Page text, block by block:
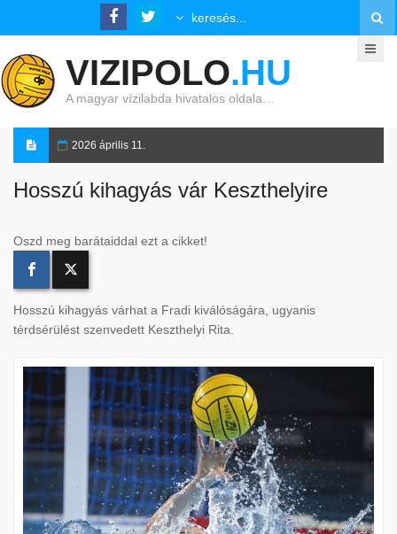
VIZIPOLO.HU
A magyar vízilabda hivatalos oldala…
2026 április 11.
Hosszú kihagyás vár Keszthelyire
Oszd meg barátaiddal ezt a cikket!
Hosszú kihagyás várhat a Fradi kiválóságára, ugyanis
térdsérülést szenvedett Keszthelyi Rita.